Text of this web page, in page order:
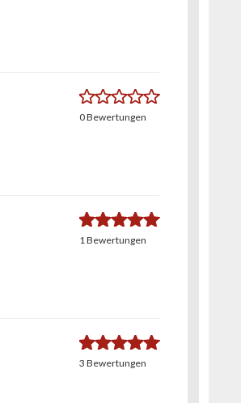
0.0
0 Bewertungen
5.0
1 Bewertungen
4.9
3 Bewertungen